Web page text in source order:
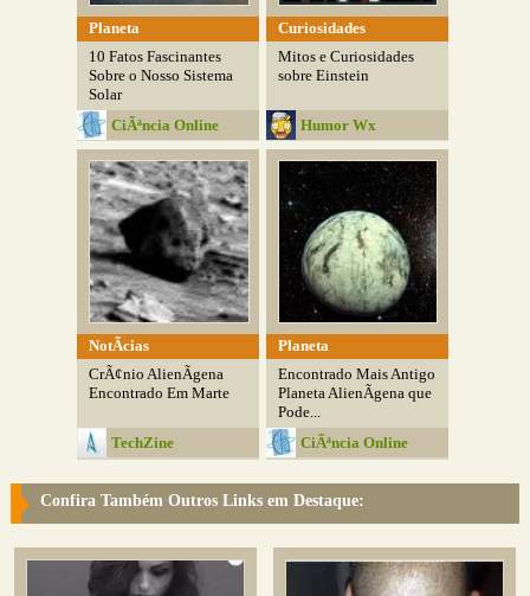
Planeta
10 Fatos Fascinantes
Sobre o Nosso Sistema
Solar
CiÃªncia Online
Curiosidades
Mitos e Curiosidades
sobre Einstein
Humor Wx
NotÃ­cias
CrÃ¢nio AlienÃ­gena
Encontrado Em Marte
TechZine
Planeta
Encontrado Mais Antigo
Planeta AlienÃ­gena que
Pode...
CiÃªncia Online
Confira Também Outros Links em Destaque: